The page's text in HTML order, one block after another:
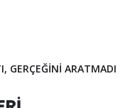
GERÇEĞİNİ ARATMADI